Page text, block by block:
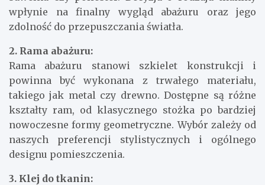
wpłynie na finalny wygląd abażuru oraz jego
zdolność do przepuszczania światła.
2. Rama abażuru:
Rama abażuru stanowi szkielet konstrukcji i
powinna być wykonana z trwałego materiału,
takiego jak metal czy drewno. Dostępne są różne
kształty ram, od klasycznego stożka po bardziej
nowoczesne formy geometryczne. Wybór zależy od
naszych preferencji stylistycznych i ogólnego
designu pomieszczenia.
3. Klej do tkanin: